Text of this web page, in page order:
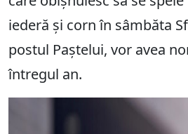
iederă și corn în sâmbăta
postul Paștelui, vor avea
întregul an.